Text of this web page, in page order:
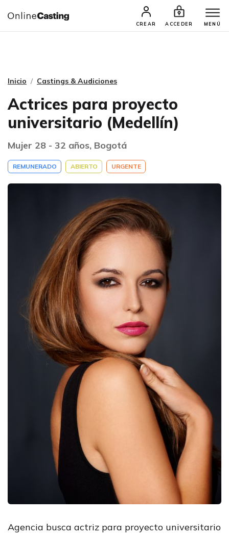
CREAR ACCEDER MENÚ
CASTINGS Y AUDICIONES TALENTOS
Inicio Castings & Audiciones
Actrices para proyecto
universitario (Medellín)
Mujer 28 - 32 años, Bogotá
REMUNERADO ABIERTO URGENTE
Agencia busca actriz para proyecto universitario